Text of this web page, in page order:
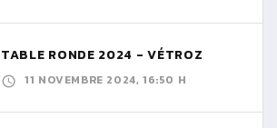
TABLE RONDE 2024 - VÉTROZ
11 NOVEMBRE 2024, 16:50 H